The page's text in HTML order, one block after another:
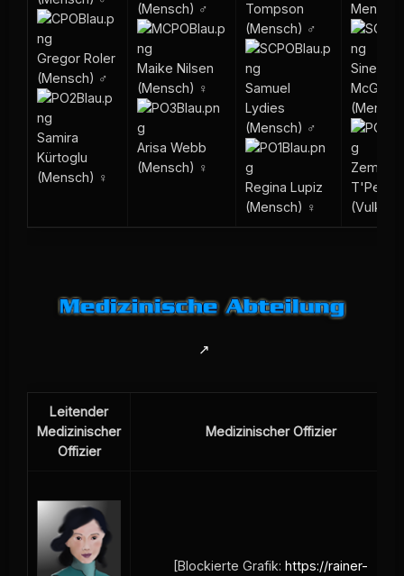
Gregor Roler
(Mensch) ♂
Samira
Kürtoglu
(Mensch) ♀
(Mensch) ♂
Maike Nilsen
(Mensch) ♀
Arisa Webb
(Mensch) ♀
Tompson
(Mensch) ♂
Samuel
Lydies
(Mensch) ♂
Regina Lupiz
(Mensch) ♀
Sinestra
Zemara
T'Pek
Leitender
Medizinischer
Offizier
Medizinischer Offizier
[Blockierte Grafik: https://rainer-